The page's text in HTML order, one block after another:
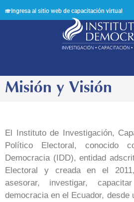
Ingresa al sitio web de capacitación virtual
Misión y Visión
El Instituto de Investigación,
Político Electoral, conocido
Democracia (IDD), entidad
Electoral y creada en el
asesorar, investigar,
democracia en el Ecuador, desde